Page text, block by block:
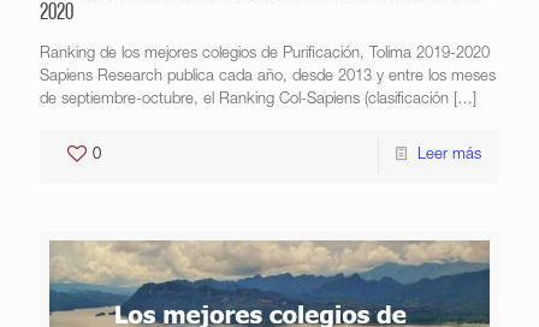
2020
Ranking de los mejores colegios de Purificación, Tolima 2019-2020
Sapiens Research publica cada año, desde 2013 y entre los meses
de septiembre-octubre, el Ranking Col-Sapiens (clasificación […]
0 Leer más